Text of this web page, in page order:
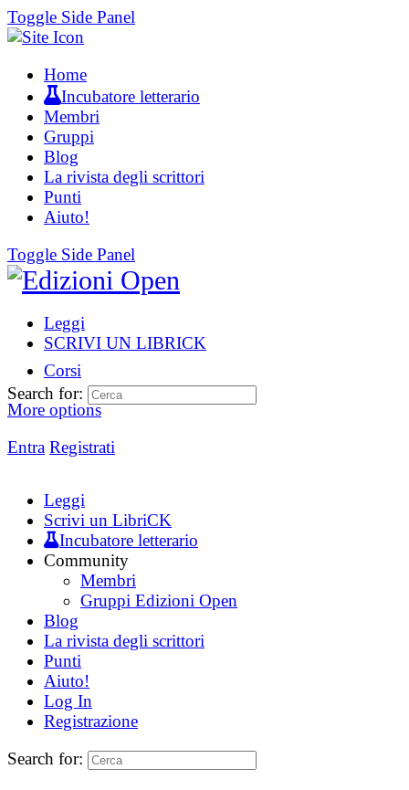
Toggle Side Panel
Home
Incubatore letterario
Membri
Gruppi
Blog
La rivista degli scrittori
Punti
Aiuto!
Toggle Side Panel
Leggi
SCRIVI UN LIBRICK
Corsi
More options
Entra Registrati
Search for:
Leggi
Scrivi un LibriCK
Incubatore letterario
Community
Membri
Gruppi Edizioni Open
Blog
La rivista degli scrittori
Punti
Aiuto!
Log In
Registrazione
Search for: